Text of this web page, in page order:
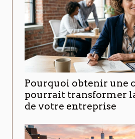
Pourquoi obtenir une
pourrait transformer
de votre entreprise